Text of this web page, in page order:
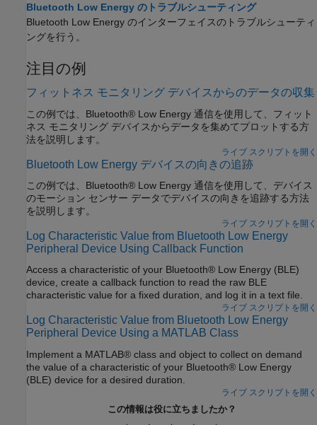
Bluetooth Low Energy のトラブルシューティング
Bluetooth Low Energy のインターフェイスのトラブルシューティ
ングを行う。
注目の例
フィットネス モニタリング デバイスからのデータの収集
この例では、Bluetooth® Low Energy 通信を使用して、フィット
ネス モニタリング デバイスからデータを集めてプロットする方
法を説明します。
ライブ スクリプトを開く
Bluetooth Low Energy デバイスの向きの追跡
この例では、Bluetooth® Low Energy 通信を使用して、デバイス
のモーション センサー データでデバイスの向きを追跡する方法
を説明します。
ライブ スクリプトを開く
Log Characteristic Value from Bluetooth Low Energy
Peripheral Device Using Callback Function
Access a characteristic of your Bluetooth® Low Energy (BLE)
device, create a callback function to read the raw BLE
characteristic value for a fixed duration, and log it in a text file.
ライブ スクリプトを開く
Log Characteristic Value from Bluetooth Low Energy
Peripheral Device Using a MATLAB Class
Implement a MATLAB® class and object to collect on demand
the value of a characteristic of your Bluetooth® Low Energy
(BLE) device for a desired duration.
ライブ スクリプトを開く
この情報は役に立ちましたか？